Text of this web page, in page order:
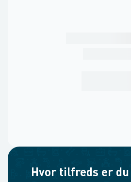
Hvor tilfreds er du